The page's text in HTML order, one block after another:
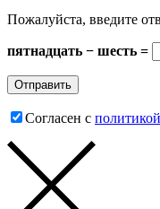
Пожалуйста, введите
пятнадцать − шесть =
Согласен с